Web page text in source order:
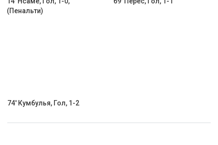
(Пенальти)
74' Кумбулья, Гол, 1-2